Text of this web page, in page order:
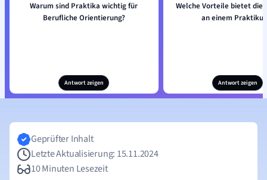
Warum sind Praktika wichtig für
Berufliche Orientierung?
Antwort zeigen
Welche Vorteile bietet die
an einem
Antwort zeigen
Geprüfter Inhalt
Letzte Aktualisierung: 15.11.2024
10 Minuten Lesezeit